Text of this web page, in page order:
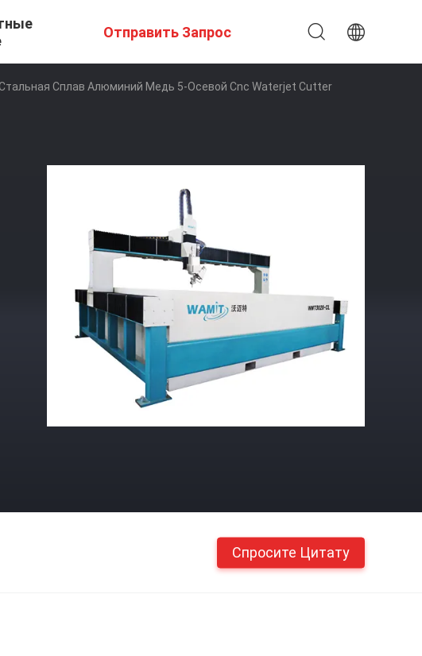
Отправить Запрос
Сплав Алюминий Медь 5-Осевой Cnc Waterjet Cutter
Спросите Цитату